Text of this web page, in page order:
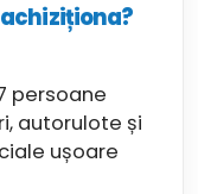
persoane
autorulote și
ușoare